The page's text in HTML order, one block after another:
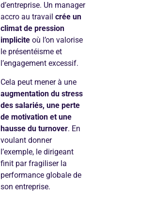
d’entreprise. Un manager
accro au travail crée un
climat de pression
implicite où l’on valorise
le présentéisme et
l’engagement excessif.
Cela peut mener à une
augmentation du stress
des salariés, une perte
de motivation et une
hausse du turnover. En
voulant donner
l’exemple, le dirigeant
finit par fragiliser la
performance globale de
son entreprise.